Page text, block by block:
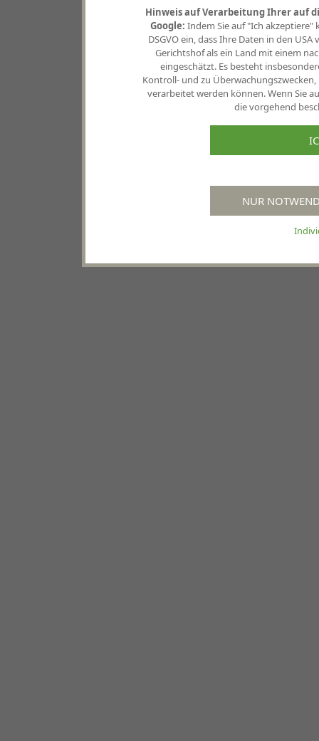
Hinweis auf Verarbeitung Ihrer auf
Google: Indem Sie auf "Ich akzeptiere"
DSGVO ein, dass Ihre Daten in den
Gerichtshof als ein Land mit einem
eingeschätzt. Es besteht
Kontroll- und zu
verarbeitet werden können. Wenn Sie
die vorgehend
NUR